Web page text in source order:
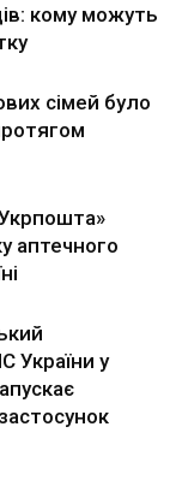
кому можуть
сімей було
аптечного
України у